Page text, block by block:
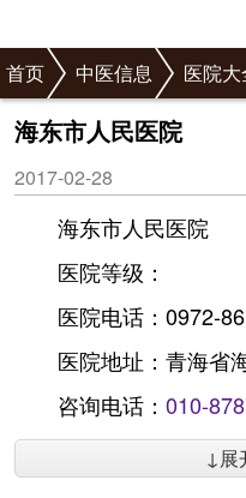
首页 中医信息 医院大
海东市人民医院
2017-02-28
海东市人民医院
医院等级：
医院电话：0972-
医院地址：青海省
咨询电话： 010-
↓展